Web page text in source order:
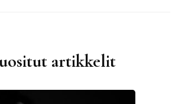
artikkelit